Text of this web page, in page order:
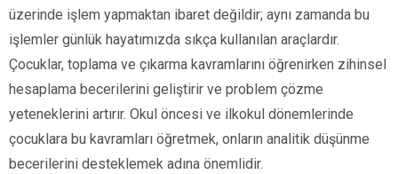
üzerinde işlem yapmaktan ibaret değildir; aynı zamanda bu
işlemler günlük hayatımızda sıkça kullanılan araçlardır.
Çocuklar, toplama ve çıkarma kavramlarını öğrenirken zihinsel
hesaplama becerilerini geliştirir ve problem çözme
yeteneklerini artırır. Okul öncesi ve ilkokul dönemlerinde
çocuklara bu kavramları öğretmek, onların analitik düşünme
becerilerini desteklemek adına önemlidir.